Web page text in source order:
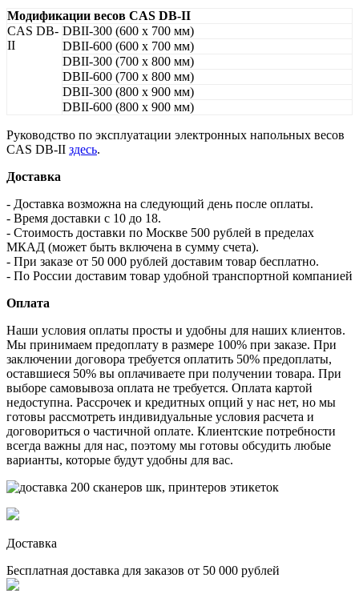
Модификации весов CAS DB-II
CAS DB-
II
DBII-300 (600 х 700 мм)
DBII-600 (600 х 700 мм)
DBII-300 (700 х 800 мм)
DBII-600 (700 х 800 мм)
DBII-300 (800 х 900 мм)
DBII-600 (800 х 900 мм)
Руководство по эксплуатации электронных напольных весов
CAS DB-II здесь.
Доставка
- Доставка возможна на следующий день после оплаты.
- Время доставки с 10 до 18.
- Стоимость доставки по Москве 500 рублей в пределах
МКАД (может быть включена в сумму счета).
- При заказе от 50 000 рублей доставим товар бесплатно.
- По России доставим товар удобной транспортной компанией
Оплата
Наши условия оплаты просты и удобны для наших клиентов.
Мы принимаем предоплату в размере 100% при заказе. При
заключении договора требуется оплатить 50% предоплаты,
оставшиеся 50% вы оплачиваете при получении товара. При
выборе самовывоза оплата не требуется. Оплата картой
недоступна. Рассрочек и кредитных опций у нас нет, но мы
готовы рассмотреть индивидуальные условия расчета и
договориться о частичной оплате. Клиентские потребности
всегда важны для нас, поэтому мы готовы обсудить любые
варианты, которые будут удобны для вас.
Доставка
Бесплатная доставка для заказов от 50 000 рублей